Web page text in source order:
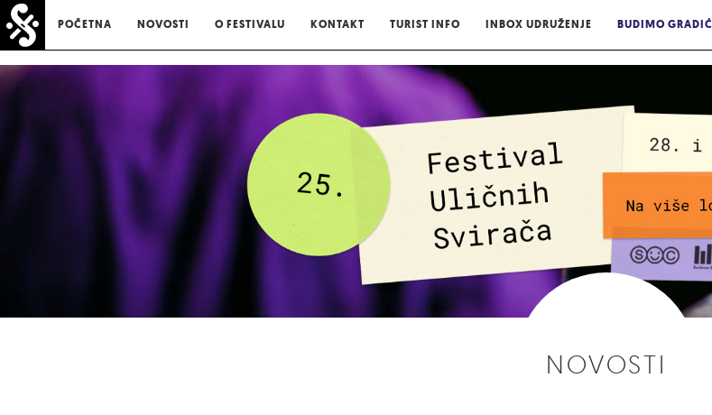
POČETNA NOVOSTI O FESTIVALU KONTAKT TURIST INFO INBOX UDRUŽENJE BUDIMO GRADIĆ
NOVOSTI